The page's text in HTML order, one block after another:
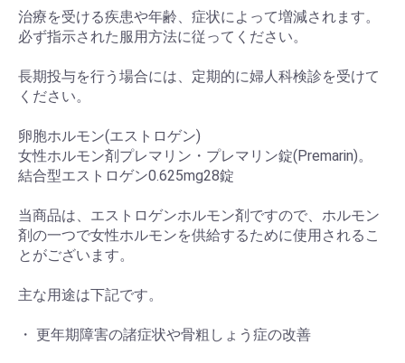
治療を受ける疾患や年齢、症状によって増減されます。
必ず指示された服用方法に従ってください。
長期投与を行う場合には、定期的に婦人科検診を受けて
ください。
卵胞ホルモン(エストロゲン)
女性ホルモン剤プレマリン・プレマリン錠(Premarin)。
結合型エストロゲン0.625mg28錠
当商品は、エストロゲンホルモン剤ですので、ホルモン
剤の一つで女性ホルモンを供給するために使用されるこ
とがございます。
主な用途は下記です。
・ 更年期障害の諸症状や骨粗しょう症の改善